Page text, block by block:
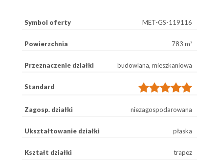
Symbol oferty MET-GS-119116
Powierzchnia 783 m²
Przeznaczenie działki budowlana, mieszkaniowa
Standard
Zagosp. działki niezagospodarowana
Ukształtowanie działki płaska
Kształt działki trapez